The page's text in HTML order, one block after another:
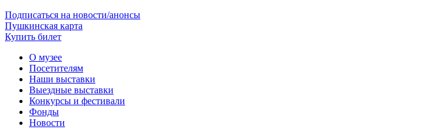
Подписаться на новости/анонсы
Пушкинская карта
Купить билет
О музее
Посетителям
Наши выставки
Выездные выставки
Конкурсы и фестивали
Фонды
Новости